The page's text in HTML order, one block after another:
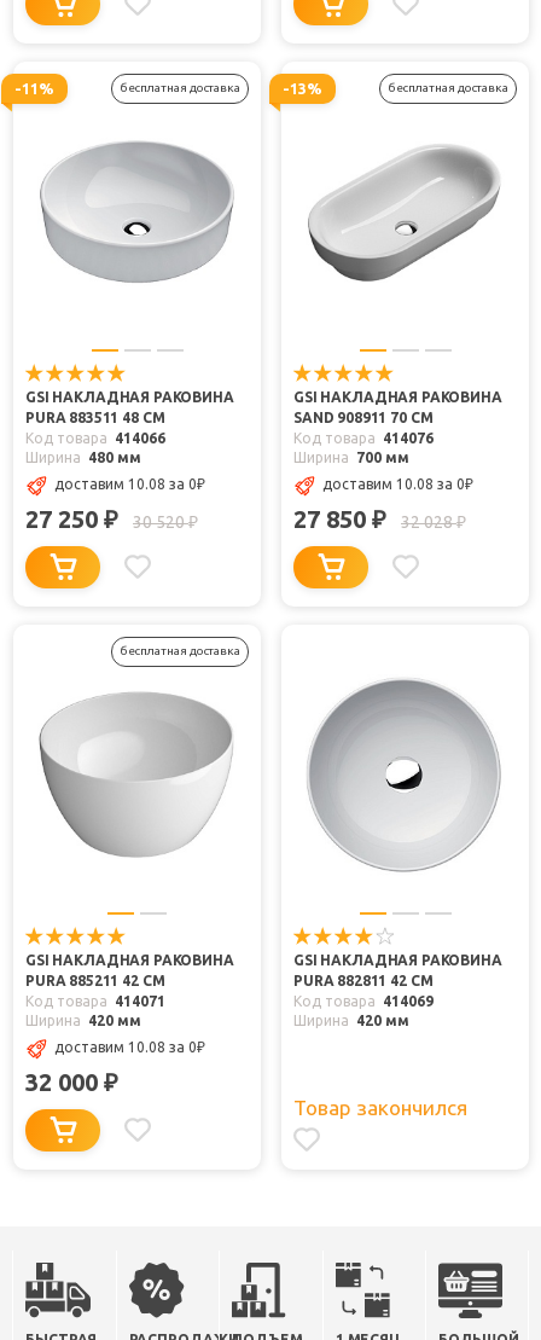
-11% бесплатная доставка
GSI НАКЛАДНАЯ РАКОВИНА
PURA 883511 48 СМ
Код товара
414066
Ширина
480 мм
доставим 10.08 за 0₽
27 250 ₽ 30 520₽
-13% бесплатная доставка
GSI НАКЛАДНАЯ РАКОВИНА
SAND 908911 70 СМ
Код товара
414076
Ширина
700 мм
доставим 10.08 за 0₽
27 850 ₽ 32 028₽
бесплатная доставка
GSI НАКЛАДНАЯ РАКОВИНА
PURA 885211 42 СМ
Код товара
414071
Ширина
420 мм
доставим 10.08 за 0₽
32 000 ₽
GSI НАКЛАДНАЯ РАКОВИНА
PURA 882811 42 СМ
Код товара
414069
Ширина
420 мм
Товар закончился